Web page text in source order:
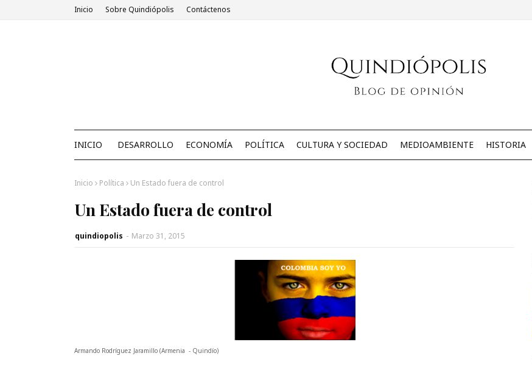
Inicio Sobre Quindiópolis Contáctenos
INICIO DESARROLLO ECONOMÍA POLÍTICA CULTURA Y SOCIEDAD MEDIOAMBIENTE HISTORIA
Inicio Política Un Estado fuera de control
Un Estado fuera de control
quindiopolis - Marzo 31, 2015
Armando Rodríguez Jaramillo (Armenia - Quindío)